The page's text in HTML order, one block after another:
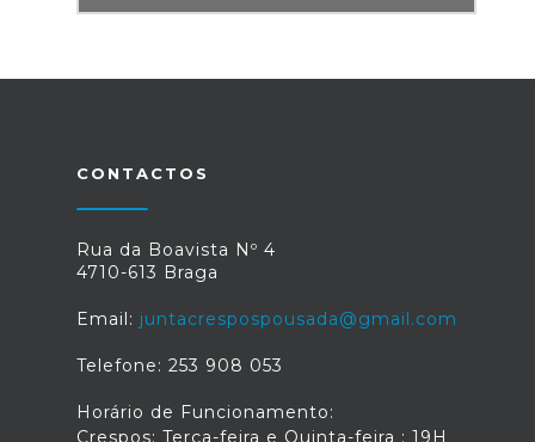
CONTACTOS
Rua da Boavista Nº 4
4710-613 Braga
Email: juntacrespospousada@gmail.com
Telefone: 253 908 053
Horário de Funcionamento:
Crespos: Terça-feira e Quinta-feira : 19H